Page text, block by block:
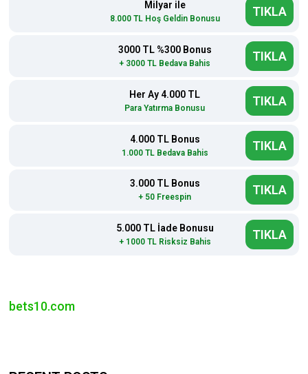
Milyar ile
8.000 TL Hoş Geldin Bonusu TIKLA
3000 TL %300 Bonus
+ 3000 TL Bedava Bahis TIKLA
Her Ay 4.000 TL TIKLA
4.000 TL Bonus TIKLA
3.000 TL Bonus TIKLA
5.000 TL İade Bonusu TIKLA